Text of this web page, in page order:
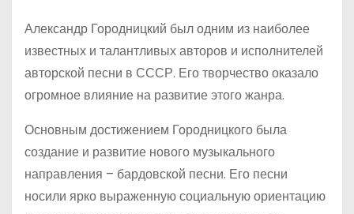
Александр Городницкий был одним из наиболее
известных и талантливых авторов и исполнителей
авторской песни в СССР. Его творчество оказало
огромное влияние на развитие этого жанра.
Основным достижением Городницкого была
создание и развитие нового музыкального
направления – бардовской песни. Его песни
носили ярко выраженную социальную ориентацию